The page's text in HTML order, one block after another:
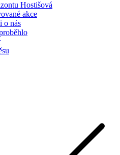
Hostišová
akce
o nás